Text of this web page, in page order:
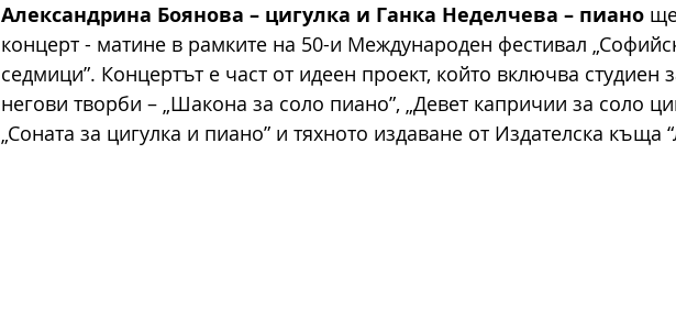
Александрина Боянова – цигулка и Ганка Неделчева – пиано
концерт - матине в рамките на 50-и Международен фестивал
седмици”. Концертът е част от идеен проект, който включва студиен
негови творби – „Шакона за соло пиано”, „Девет капричии за соло
„Соната за цигулка и пиано” и тяхното издаване от Издателска къща